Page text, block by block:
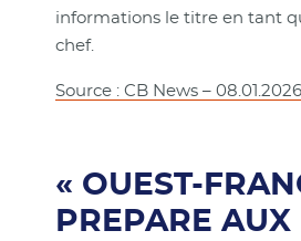
informations le titre en tant
chef.
Source : CB News – 08.01.2026
« OUEST-
PREPARE AUX